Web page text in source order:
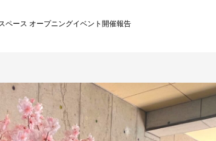
ペース オープニングイベント開催報告